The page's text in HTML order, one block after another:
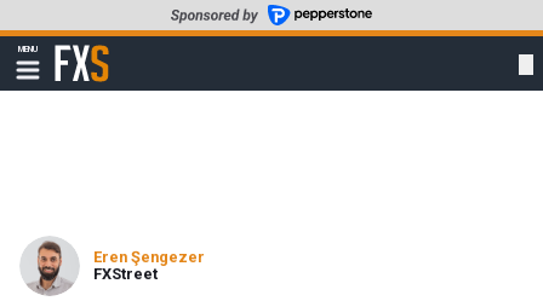
to
main
content
MENU
Show
navigation
FXStreet
Eren Şengezer
FXStreet